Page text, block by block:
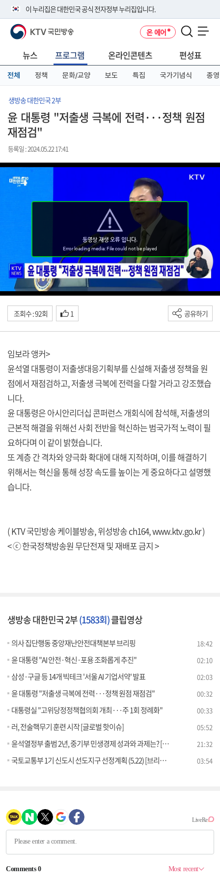
이 누리집은 대한민국 공식 전자정부 누리집입니다.
공식 누리집 주소 확인하기
니다.
이밖에 or.kr 또는 .kr등 다른 도메인 주소를 사용하고 있다면 아래 URL에
서 도메인 주소를 확인해 보세요
KTV 국민방송 온 에어
뉴스 프로그램 온라인콘텐츠 편성표
전체 정책 문화/교양 보도 특집 국가기념식 종영
생방송 대한민국 2부
윤 대통령 "저출생 극복에 전력···정책 원점
재점검"
등록일 : 2024.05.22 17:41
조회수 : 92회 1 공유하기
임보라 앵커>
윤석열 대통령이 저출생대응기획부를 신설해 저출생 정책을 원
점에서 재점검하고, 저출생 극복에 전력을 다할 거라고 강조했습
니다.
윤 대통령은 아시안리더십 콘퍼런스 개회식에 참석해, 저출생의
근본적 해결을 위해선 사회 전반을 혁신하는 범국가적 노력이 필
요하다며 이 같이 밝혔습니다.
또 계층 간 격차와 양극화 확대에 대해 지적하며, 이를 해결하기
위해서는 혁신을 통해 성장 속도를 높이는 게 중요하다고 설명했
습니다.
( KTV 국민방송 케이블방송, 위성방송 ch164,www.ktv.go.kr)
< ⓒ 한국정책방송원 무단전재 및 재배포 금지 >
생방송 대한민국 2부(1583회)클립영상
의사 집단행동 중앙재난안전대책본부 브리핑 18:42
윤 대통령 "AI 안전·혁신·포용 조화롭게 추진" 02:10
삼성·구글 등 14개 빅테크 '서울 AI 기업서약' 발표 02:03
윤 대통령 "저출생 극복에 전력···정책 원점 재점검" 00:32
대통령실 "고위당정정책협의회 개최···주 1회 정례화" 00:33
러, 전술핵무기 훈련 시작 [글로벌 핫이슈] 05:52
윤석열정부 출범 2년, 중기부 민생경제 성과와 과제는? [경제&이슈] 21:32
국토교통부 1기 신도시 선도지구 선정계획 (5.22) [브리핑 인사이트] 03:54